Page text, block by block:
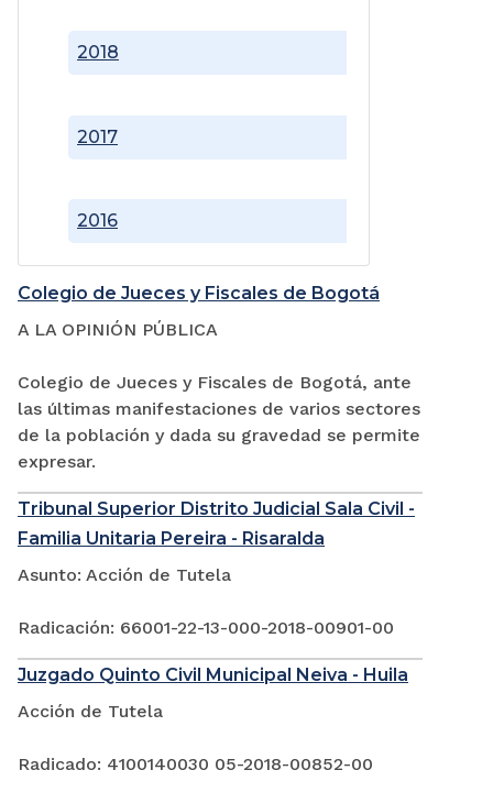
2016
2017
2018
Colegio de Jueces y Fiscales de Bogotá
A LA OPINIÓN PÚBLICA
Colegio de Jueces y Fiscales de Bogotá, ante
las últimas manifestaciones de varios sectores
de la población y dada su gravedad se permite
expresar.
Tribunal Superior Distrito Judicial Sala Civil -
Familia Unitaria Pereira - Risaralda
Asunto: Acción de Tutela
Radicación: 66001-22-13-000-2018-00901-00
Juzgado Quinto Civil Municipal Neiva - Huila
Acción de Tutela
Radicado: 4100140030 05-2018-00852-00